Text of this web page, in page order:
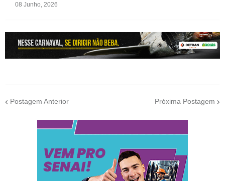
08 Junho, 2026
Postagem Anterior Próxima Postagem